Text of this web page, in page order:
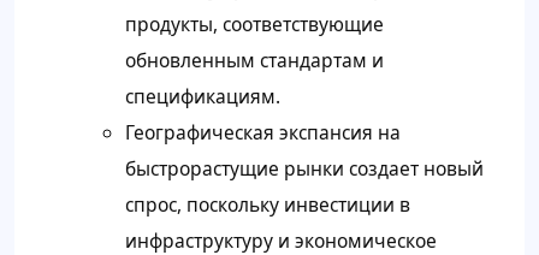
продукты, соответствующие
обновленным стандартам и
спецификациям.
Географическая экспансия на
быстрорастущие рынки создает новый
спрос, поскольку инвестиции в
инфраструктуру и экономическое